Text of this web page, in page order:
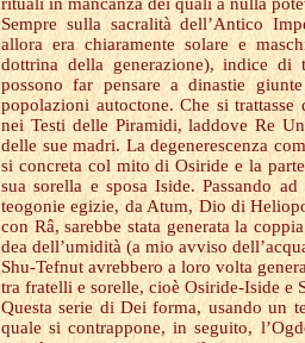
Sempre sulla sacralità dell’Antico
allora era chiaramente solare e
dottrina della generazione), indice
possono far pensare a dinastie
popolazioni autoctone. Che si trattasse
nei Testi delle Piramidi, laddove Re
delle sue madri. La degenerescenza
si concreta col mito di Osiride e la
sua sorella e sposa Iside. Passando
teogonie egizie, da Atum, Dio di
con Râ, sarebbe stata generata la
dea dell’umidità (a mio avviso
Shu-Tefnut avrebbero a loro volta
tra fratelli e sorelle, cioè Osiride-Iside e
Questa serie di Dei forma, usando un
quale si contrappone, in seguito,